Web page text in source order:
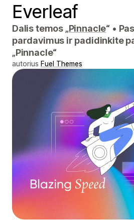
Everleaf
Dalis temos „Pinnacle“ •
pardavimus ir padidinkite
„Pinnacle“
autorius Fuel Themes